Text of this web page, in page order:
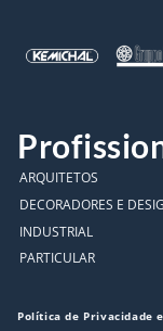
ARQUITETOS
DECORADORES E
INDUSTRIAL
PARTICULAR
Política de Privacidade